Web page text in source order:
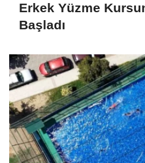
Erkek Yüzme
Başladı